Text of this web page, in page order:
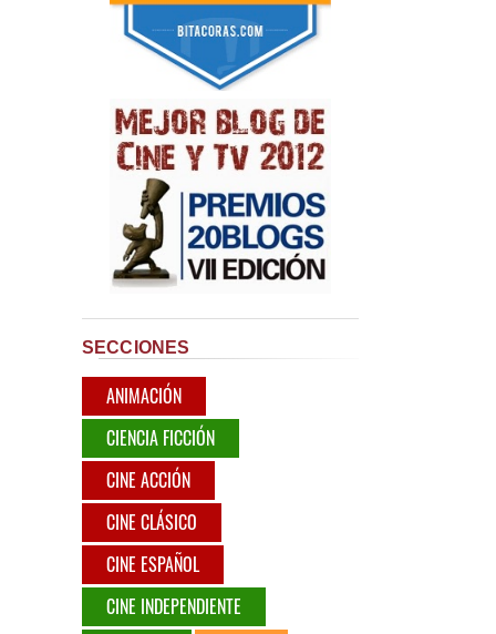
SECCIONES
ANIMACIÓN
CIENCIA FICCIÓN
CINE ACCIÓN
CINE CLÁSICO
CINE ESPAÑOL
CINE INDEPENDIENTE